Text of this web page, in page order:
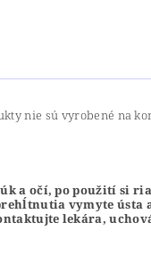
nie sú vyrobené na
a očí, po použití si
vymyte ústa
lekára,